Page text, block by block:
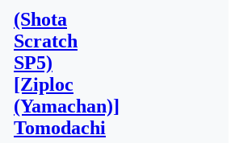
(Shota
Scratch
SP5)
[Ziploc
(Yamachan)]
Tomodachi